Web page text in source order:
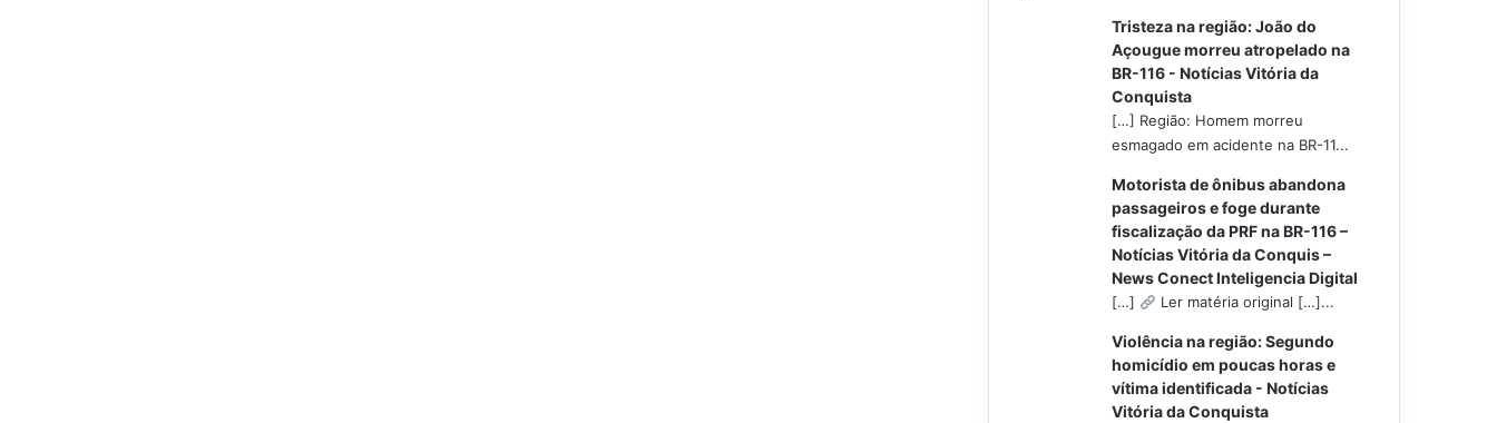
Tristeza na região: João do
Açougue morreu atropelado na
BR-116 - Notícias Vitória da
Conquista
[…] Região: Homem morreu
esmagado em acidente na BR-11...
Motorista de ônibus abandona
passageiros e foge durante
fiscalização da PRF na BR-116 –
Notícias Vitória da Conquis –
News Conect Inteligencia Digital
[…] Ler matéria original […]...
Violência na região: Segundo
homicídio em poucas horas e
vítima identificada - Notícias
Vitória da Conquista